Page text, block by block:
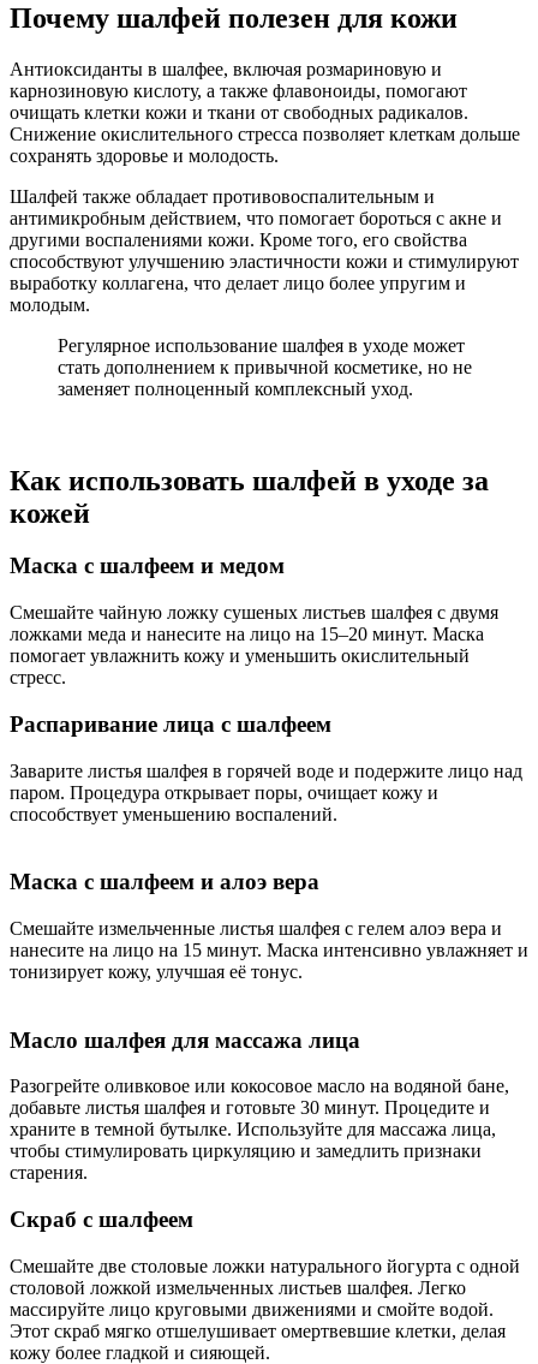
Почему шалфей полезен для кожи
Антиоксиданты в шалфее, включая розмариновую и
карнозиновую кислоту, а также флавоноиды, помогают
очищать клетки кожи и ткани от свободных радикалов.
Снижение окислительного стресса позволяет клеткам дольше
сохранять здоровье и молодость.
Шалфей также обладает противовоспалительным и
антимикробным действием, что помогает бороться с акне и
другими воспалениями кожи. Кроме того, его свойства
способствуют улучшению эластичности кожи и стимулируют
выработку коллагена, что делает лицо более упругим и
молодым.
Регулярное использование шалфея в уходе может
стать дополнением к привычной косметике, но не
заменяет полноценный комплексный уход.
Как использовать шалфей в уходе за
кожей
Маска с шалфеем и медом
Смешайте чайную ложку сушеных листьев шалфея с двумя
ложками меда и нанесите на лицо на 15–20 минут. Маска
помогает увлажнить кожу и уменьшить окислительный
стресс.
Распаривание лица с шалфеем
Заварите листья шалфея в горячей воде и подержите лицо над
паром. Процедура открывает поры, очищает кожу и
способствует уменьшению воспалений.
Маска с шалфеем и алоэ вера
Смешайте измельченные листья шалфея с гелем алоэ вера и
нанесите на лицо на 15 минут. Маска интенсивно увлажняет и
тонизирует кожу, улучшая её тонус.
Масло шалфея для массажа лица
Разогрейте оливковое или кокосовое масло на водяной бане,
добавьте листья шалфея и готовьте 30 минут. Процедите и
храните в темной бутылке. Используйте для массажа лица,
чтобы стимулировать циркуляцию и замедлить признаки
старения.
Скраб с шалфеем
Смешайте две столовые ложки натурального йогурта с одной
столовой ложкой измельченных листьев шалфея. Легко
массируйте лицо круговыми движениями и смойте водой.
Этот скраб мягко отшелушивает омертвевшие клетки, делая
кожу более гладкой и сияющей.